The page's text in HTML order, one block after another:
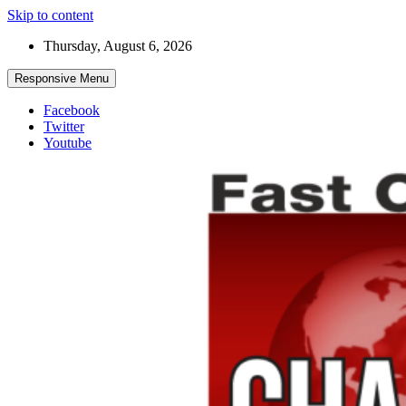
Skip to content
Thursday, August 6, 2026
Responsive Menu
Facebook
Twitter
Youtube